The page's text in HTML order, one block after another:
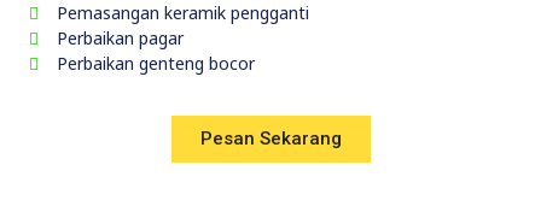
Pemasangan keramik pengganti
Perbaikan pagar
Perbaikan genteng bocor
Pesan Sekarang